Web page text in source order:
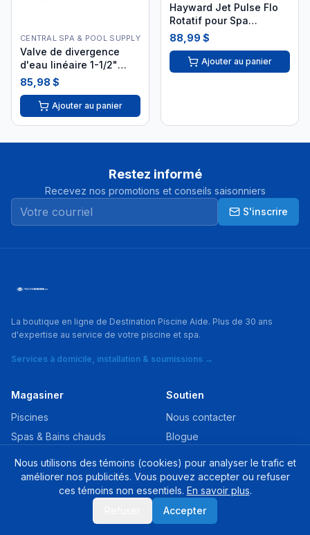
CENTRAL SPA & POOL SUPPLY
Valve de divergence
d'eau linéaire 1-1/2"
25042-009-000
85,98 $
Ajouter au panier
Hayward Jet Pulse Flo
Rotatif pour Spa
SP1436PAKB
88,99 $
Ajouter au panier
Restez informé
Recevez nos promotions et conseils saisonniers
S'inscrire
La boutique en ligne de Destination Piscine Aide. Plus de 30 ans
d'expertise au service de votre piscine et spa.
Services à domicile, installation & soumissions →
Magasiner
Piscines
Spas & Bains chauds
Équipement
Pièces & Réparation
Soutien
Nous contacter
Blogue
Retours
Nous utilisons des témoins (cookies) pour analyser le trafic et
améliorer nos publicités. Vous pouvez accepter ou refuser
ces témoins non essentiels. En savoir plus.
Accepter